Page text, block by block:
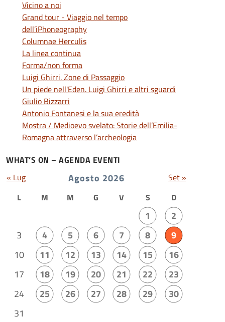
Vicino a noi
Grand tour - Viaggio nel tempo
dell’iPhoneography
Columnae Herculis
La linea continua
Forma/non forma
Luigi Ghirri. Zone di Passaggio
Un piede nell'Eden. Luigi Ghirri e altri sguardi
Giulio Bizzarri
Antonio Fontanesi e la sua eredità
Mostra / Medioevo svelato: Storie dell’Emilia-
Romagna attraverso l’archeologia
WHAT’S ON – AGENDA EVENTI
Agosto 2026
L M M G V S D
1
2
3
4 5 6 7 8
9
10
11 12 13 14 15
16
17
18 19 20 21 22
23
24
25 26 27 28 29
30
31
« Lug Set »